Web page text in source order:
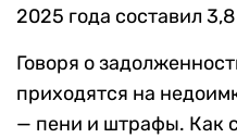
2025 года составил
Говоря о
приходятся на
— пени и штрафы. Как